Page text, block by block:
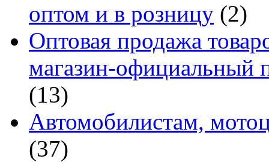
оптом и в розницу (2)
Оптовая продажа
магазин-официальный
(13)
Автомобилистам,
(37)